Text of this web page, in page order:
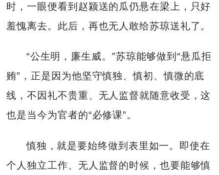
时，一眼便看到赵颍送的瓜仍悬在梁上，只好
羞愧离去。此后，再也无人敢给苏琼送礼了。
“公生明，廉生威。”苏琼能够做到“悬瓜拒
贿”，正是因为他坚守慎独、慎初、慎微的底
线，不因礼不贵重、无人监督就随意收受，这
也是当今为官者的“必修课”。
慎独，就是要始终做到表里如一。即使在
个人独立工作、无人监督的时候，也要能够慎